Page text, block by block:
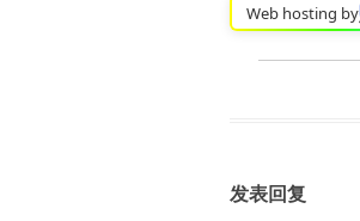
Web hosting by
发表回复